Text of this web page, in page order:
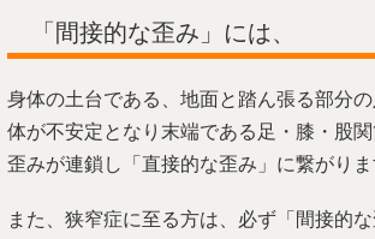
「間接的な歪み」には、
身体の土台である、地面と踏ん張る部分
体が不安定となり末端である足・膝・股
歪みが連鎖し「直接的な歪み」に繋がりま
また、狭窄症に至る方は、必ず「間接的